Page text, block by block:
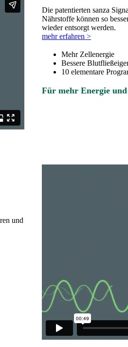
Die patentierten sanza
Nährstoffe können so
wieder entsorgt werden.
mehr erfahren >
Mehr Zellenergie
Bessere
10 elementare
Für mehr Energie
und